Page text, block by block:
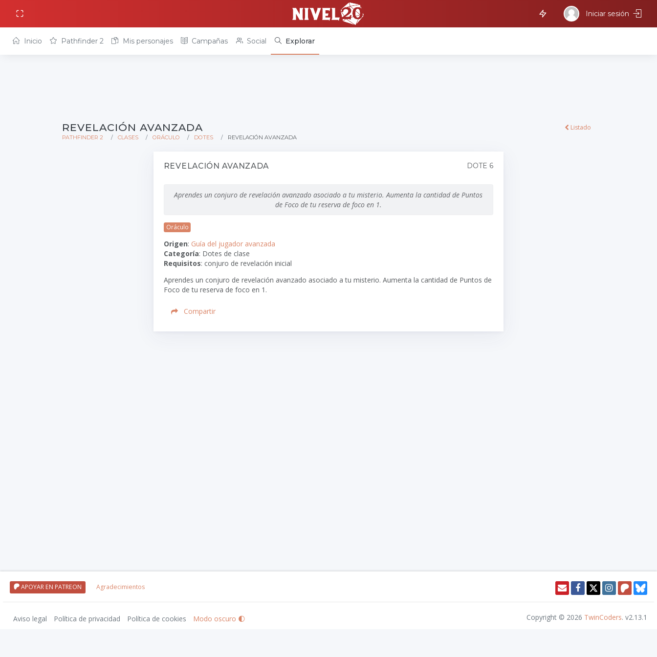
Iniciar sesión
Inicio Pathfinder 2 Mis personajes Campañas Social Explorar
REVELACIÓN AVANZADA
PATHFINDER 2 CLASES ORÁCULO DOTES REVELACIÓN AVANZADA
Listado
REVELACIÓN AVANZADA DOTE 6
Aprendes un conjuro de revelación avanzado asociado a tu misterio. Aumenta la cantidad de Puntos
de Foco de tu reserva de foco en 1.
Oráculo
Origen: Guía del jugador avanzada
Categoría: Dotes de clase
Requisitos: conjuro de revelación inicial
Aprendes un conjuro de revelación avanzado asociado a tu misterio. Aumenta la cantidad de Puntos de
Foco de tu reserva de foco en 1.
Compartir
APOYAR EN PATREON Agradecimientos
Aviso legal Política de privacidad Política de cookies Modo oscuro 🌓 Copyright © 2026 TwinCoders. v2.13.1